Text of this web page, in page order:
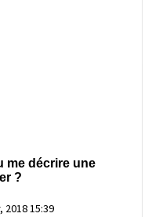
me décrire une
?
2018 15:39